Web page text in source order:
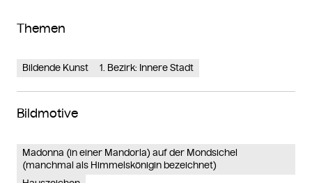
Themen
Bildende Kunst 1. Bezirk: Innere Stadt
Bildmotive
Madonna (in einer Mandorla) auf der Mondsichel
(manchmal als Himmelskönigin bezeichnet)